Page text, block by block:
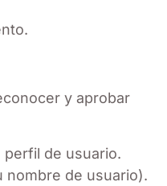
y aprobar
de usuario.
nombre de usuario).